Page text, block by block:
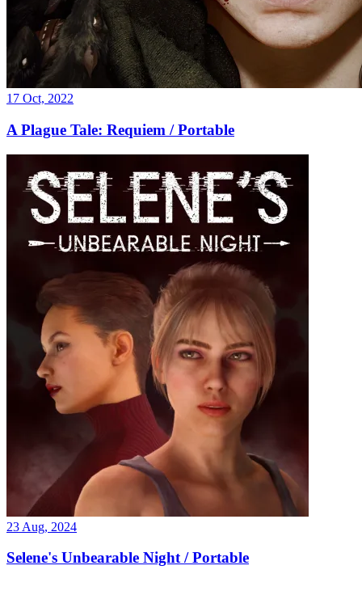
17 Oct, 2022
A Plague Tale: Requiem / Portable
23 Aug, 2024
Selene's Unbearable Night / Portable